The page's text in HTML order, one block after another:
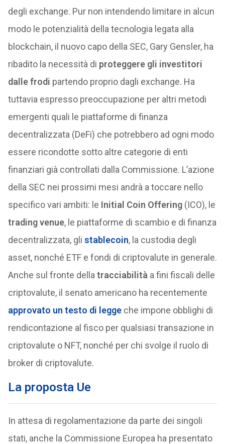
degli exchange. Pur non intendendo limitare in alcun
modo le potenzialità della tecnologia legata alla
blockchain, il nuovo capo della SEC, Gary Gensler, ha
ribadito la necessità di proteggere gli investitori
dalle frodi partendo proprio dagli exchange. Ha
tuttavia espresso preoccupazione per altri metodi
emergenti quali le piattaforme di finanza
decentralizzata (DeFi) che potrebbero ad ogni modo
essere ricondotte sotto altre categorie di enti
finanziari già controllati dalla Commissione. L’azione
della SEC nei prossimi mesi andrà a toccare nello
specifico vari ambiti: le Initial Coin Offering(ICO), le
trading venue, le piattaforme di scambio e di finanza
decentralizzata, gli stablecoin, la custodia degli
asset, nonché ETF e fondi di criptovalute in generale.
Anche sul fronte della tracciabilità a fini fiscali delle
criptovalute, il senato americano ha recentemente
approvato un testo di leggeche impone obblighi di
rendicontazione al fisco per qualsiasi transazione in
criptovalute o NFT, nonché per chi svolge il ruolo di
broker di criptovalute.
La proposta Ue
In attesa di regolamentazione da parte dei singoli
stati, anche la Commissione Europea ha presentato